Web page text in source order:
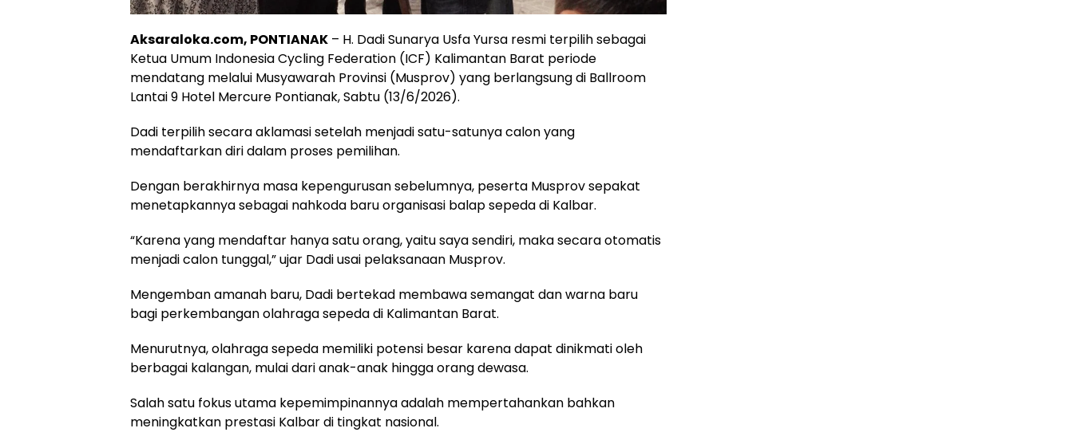
Aksaraloka.com, PONTIANAK – H. Dadi Sunarya Usfa Yursa resmi terpilih sebagai
Ketua Umum Indonesia Cycling Federation (ICF) Kalimantan Barat periode
mendatang melalui Musyawarah Provinsi (Musprov) yang berlangsung di Ballroom
Lantai 9 Hotel Mercure Pontianak, Sabtu (13/6/2026).
Dadi terpilih secara aklamasi setelah menjadi satu-satunya calon yang
mendaftarkan diri dalam proses pemilihan.
Dengan berakhirnya masa kepengurusan sebelumnya, peserta Musprov sepakat
menetapkannya sebagai nahkoda baru organisasi balap sepeda di Kalbar.
“Karena yang mendaftar hanya satu orang, yaitu saya sendiri, maka secara otomatis
menjadi calon tunggal,” ujar Dadi usai pelaksanaan Musprov.
Mengemban amanah baru, Dadi bertekad membawa semangat dan warna baru
bagi perkembangan olahraga sepeda di Kalimantan Barat.
Menurutnya, olahraga sepeda memiliki potensi besar karena dapat dinikmati oleh
berbagai kalangan, mulai dari anak-anak hingga orang dewasa.
Salah satu fokus utama kepemimpinannya adalah mempertahankan bahkan
meningkatkan prestasi Kalbar di tingkat nasional.